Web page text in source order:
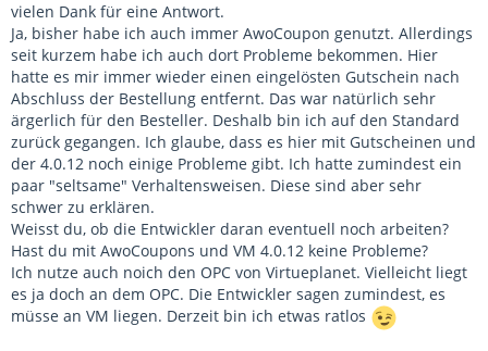
vielen Dank für eine Antwort.
Ja, bisher habe ich auch immer AwoCoupon genutzt. Allerdings
seit kurzem habe ich auch dort Probleme bekommen. Hier
hatte es mir immer wieder einen eingelösten Gutschein nach
Abschluss der Bestellung entfernt. Das war natürlich sehr
ärgerlich für den Besteller. Deshalb bin ich auf den Standard
zurück gegangen. Ich glaube, dass es hier mit Gutscheinen und
der 4.0.12 noch einige Probleme gibt. Ich hatte zumindest ein
paar "seltsame" Verhaltensweisen. Diese sind aber sehr
schwer zu erklären.
Weisst du, ob die Entwickler daran eventuell noch arbeiten?
Hast du mit AwoCoupons und VM 4.0.12 keine Probleme?
Ich nutze auch noich den OPC von Virtueplanet. Vielleicht liegt
es ja doch an dem OPC. Die Entwickler sagen zumindest, es
müsse an VM liegen. Derzeit bin ich etwas ratlos